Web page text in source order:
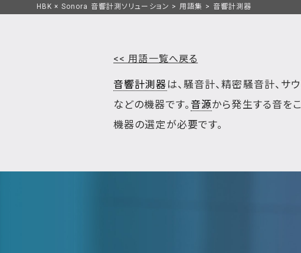
HBK × Sonora 音響計測ソリューション 用語集 音響計測器
<< 用語一覧へ戻る
音響計測器 は、騒音計、精密騒音計、サ
などの機器です。 音源から発生する音を
機器の選定が必要です。